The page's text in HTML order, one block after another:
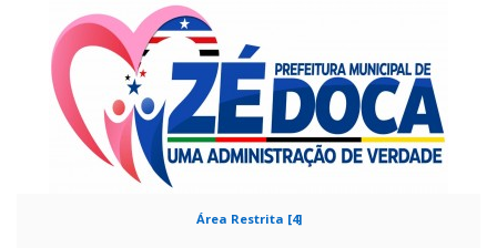
Área Restrita [4]